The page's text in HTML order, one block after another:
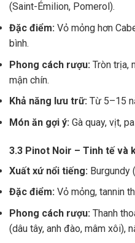
(Saint-Émilion, Pomerol).
Đặc điểm: Vỏ mỏng hơn
bình.
Phong cách rượu: Tròn trịa,
mận chín.
Khả năng lưu trữ: Từ 5–15
Món ăn gợi ý: Gà quay, vịt,
3.3 Pinot Noir – Tinh tế và
Xuất xứ nổi tiếng: Burgundy
Đặc điểm: Vỏ mỏng, tannin
Phong cách rượu: Thanh
(dâu tây, anh đào, mâm xôi),